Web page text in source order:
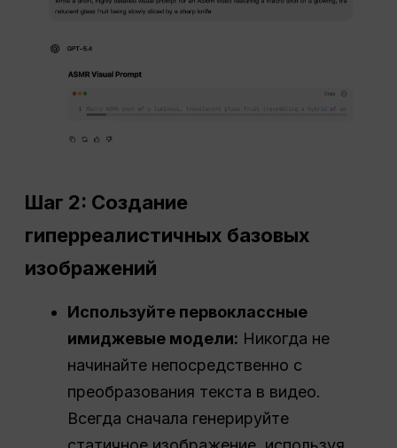
Шаг 2: Создание
гиперреалистичных базовых
изображений
Используйте первоклассные
имиджевые модели: Никогда не
начинайте непосредственно с
преобразования текста в видео.
Всегда сначала генерируйте